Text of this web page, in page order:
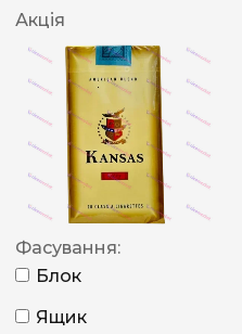
Акція
Фасування:
Блок
Ящик